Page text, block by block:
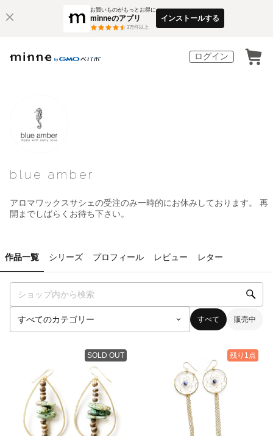
お買いものがもっとお得に
minneのアプリ
3万件以上
インストールする
ログイン
blue amber
アロマワックスサシェの受注のみ一時的にお休みしております。 再
開までしばらくお待ち下さい。
作品一覧 シリーズ プロフィール レビュー レター
すべて 販売中
SOLD OUT 残り1点